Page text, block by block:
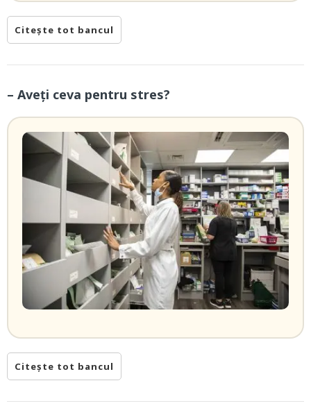
Citește tot bancul
– Aveți ceva pentru stres?
Citește tot bancul